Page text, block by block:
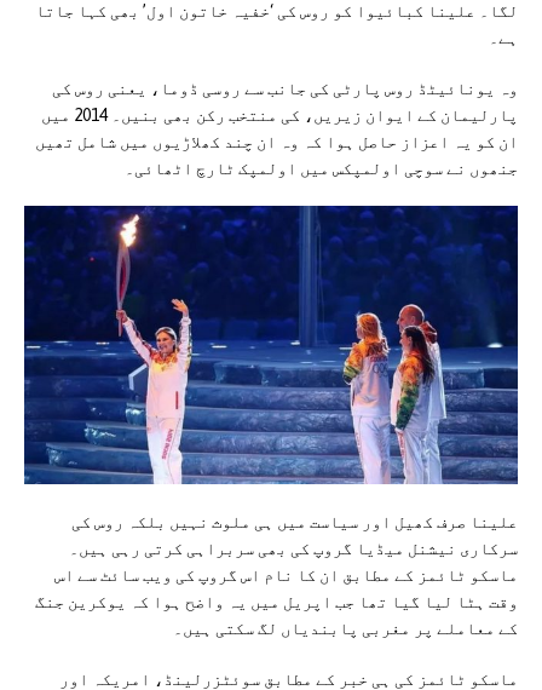
لگا۔ علینا کبائیوا کو روس کی ‘خفیہ خاتون اول’ بھی کہا جاتا
ہے۔
وہ یونائیٹڈ روس پارٹی کی جانب سے روسی ڈوما، یعنی روس کی
پارلیمان کے ایوان زیریں، کی منتخب رکن بھی بنیں۔ 2014 میں
ان کو یہ اعزاز حاصل ہوا کہ وہ ان چند کھلاڑیوں میں شامل تھیں
جنھوں نے سوچی اولمپکس میں اولمپک ٹارچ اٹھائی۔
علینا صرف کھیل اور سیاست میں ہی ملوث نہیں بلکہ روس کی
سرکاری نیشنل میڈیا گروپ کی بھی سربراہی کرتی رہی ہیں۔
ماسکو ٹائمز کے مطابق ان کا نام اس گروپ کی ویب سائٹ سے اس
وقت ہٹا لیا گیا تھا جب اپریل میں یہ واضح ہوا کہ یوکرین جنگ
کے معاملے پر مغربی پابندیاں لگ سکتی ہیں۔
ماسکو ٹائمز کی ہی خبر کے مطابق سوئٹزرلینڈ، امریکہ اور